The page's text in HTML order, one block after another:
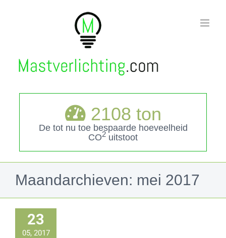
2108 ton
De tot nu toe bespaarde hoeveelheid
CO2 uitstoot
Maandarchieven: mei 2017
23
05, 2017